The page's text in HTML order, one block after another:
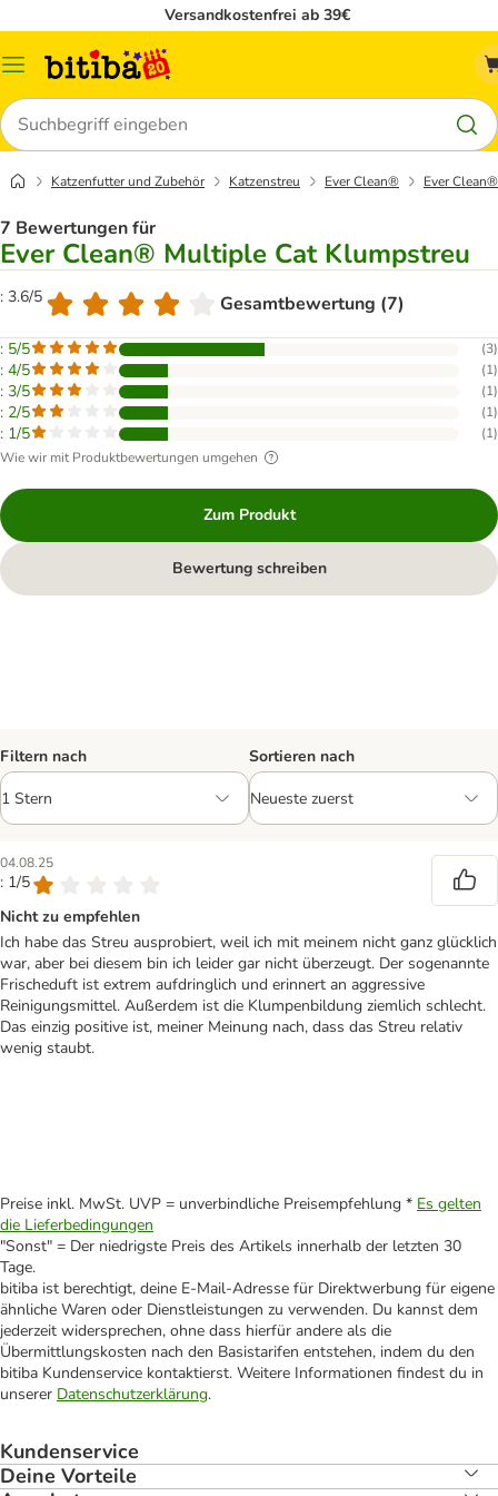
Versandkostenfrei ab 39€
Menü
Suchen
Katzenfutter und Zubehör Katzenstreu Ever Clean® Ever
7 Bewertungen für
Ever Clean® Multiple Cat Klumpstreu
: 3.6/5 Gesamtbewertung (7)
: 5/5 (3)
: 4/5 (1)
: 3/5 (1)
: 2/5 (1)
: 1/5 (1)
Wie wir mit Produktbewertungen umgehen
Zum Produkt
Bewertung schreiben
Filtern nach Sortieren nach
04.08.25
: 1/5
Nicht zu empfehlen
Ich habe das Streu ausprobiert, weil ich mit meinem nicht ganz glücklich
war, aber bei diesem bin ich leider gar nicht überzeugt. Der sogenannte
Frischeduft ist extrem aufdringlich und erinnert an aggressive
Reinigungsmittel. Außerdem ist die Klumpenbildung ziemlich schlecht.
Das einzig positive ist, meiner Meinung nach, dass das Streu relativ
wenig staubt.
Preise inkl. MwSt. UVP = unverbindliche Preisempfehlung * Es gelten
die Lieferbedingungen
"Sonst" = Der niedrigste Preis des Artikels innerhalb der letzten 30
Tage.
bitiba ist berechtigt, deine E-Mail-Adresse für Direktwerbung für eigene
ähnliche Waren oder Dienstleistungen zu verwenden. Du kannst dem
jederzeit widersprechen, ohne dass hierfür andere als die
Übermittlungskosten nach den Basistarifen entstehen, indem du den
bitiba Kundenservice kontaktierst. Weitere Informationen findest du in
unserer Datenschutzerklärung.
Kundenservice
Deine Vorteile